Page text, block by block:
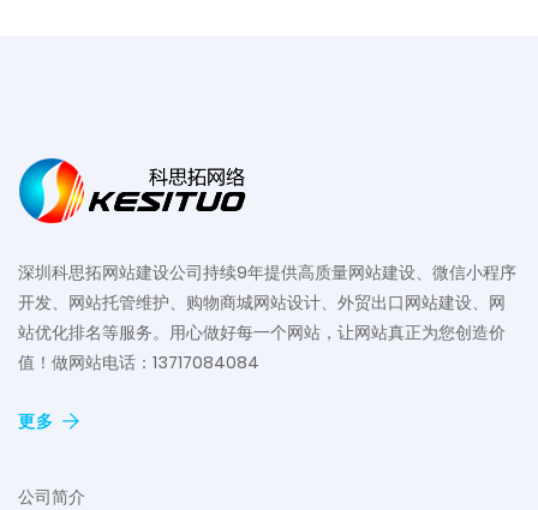
深圳科思拓网站建设公司持续9年提供高质量网站建设、微信小程序
开发、网站托管维护、购物商城网站设计、外贸出口网站建设、网
站优化排名等服务。用心做好每一个网站，让网站真正为您创造价
值！做网站电话：13717084084
更多
公司简介